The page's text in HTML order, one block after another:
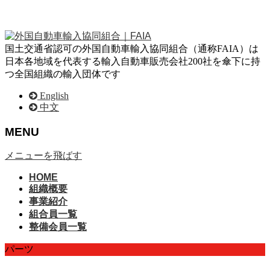
国土交通省認可の外国自動車輸入協同組合（通称FAIA）は
日本各地域を代表する輸入自動車販売会社200社を傘下に持
つ全国組織の輸入団体です
English
中文
MENU
メニューを飛ばす
HOME
組織概要
事業紹介
組合員一覧
整備会員一覧
パーツ